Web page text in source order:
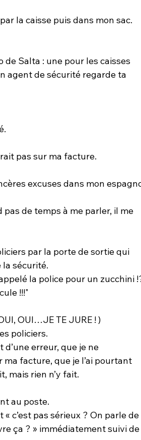
la caisse puis dans mon sac.
Salta : une pour les caisses
agent de sécurité regarde ta
pas sur ma facture.
excuses dans mon
de temps à me parler, il me
par la porte de sortie qui
sécurité.
la police pour un zucchini
!!!"
OUI…JE TE JURE ! )
policiers.
erreur, que je ne
facture, que je l’ai pourtant
mais rien n’y fait.
au poste.
c’est pas sérieux ? On parle de
ça ? » immédiatement suivi de